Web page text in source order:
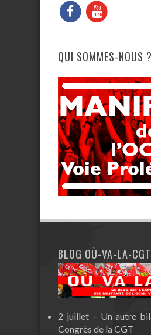
QUI SOMMES-NOUS ?
BLOG OÙ-VA-LA-
2 juillet – Un autre
Congrès de la CGT